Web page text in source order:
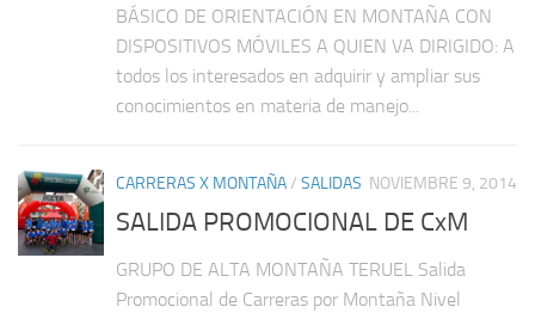
BÁSICO DE ORIENTACIÓN EN MONTAÑA CON
DISPOSITIVOS MÓVILES A QUIEN VA DIRIGIDO: A
todos los interesados en adquirir y ampliar sus
conocimientos en materia de manejo...
CARRERAS X MONTAÑA/ SALIDAS NOVIEMBRE 9, 2014
SALIDA PROMOCIONAL DE CxM
GRUPO DE ALTA MONTAÑA TERUEL Salida
Promocional de Carreras por Montaña Nivel